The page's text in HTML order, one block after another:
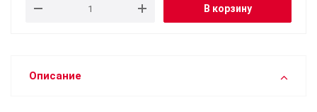
В корзину
Описание